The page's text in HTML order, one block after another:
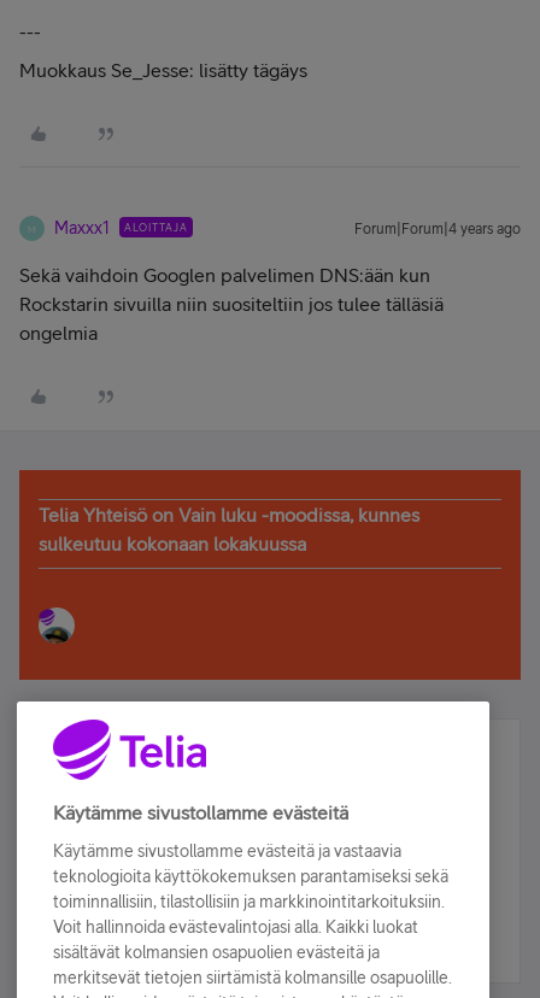
---
Muokkaus Se_Jesse: lisätty tägäys
M Maxxx1 ALOITTAJA Forum|Forum|4 years ago
Sekä vaihdoin Googlen palvelimen DNS:ään kun
Rockstarin sivuilla niin suositeltiin jos tulee tälläsiä
ongelmia
Telia Yhteisö on Vain luku -moodissa, kunnes
sulkeutuu kokonaan lokakuussa
Älä jää paitsi – osallistu ja voita!
Tilaa Telian uutiskirje ja olet mukana arvonnassa.
sähköpostiisi.
Tilaa nyt
Käytämme sivustollamme evästeitä
Käytämme sivustollamme evästeitä ja vastaavia
teknologioita käyttökokemuksen parantamiseksi sekä
toiminnallisiin, tilastollisiin ja markkinointitarkoituksiin.
Voit hallinnoida evästevalintojasi alla. Kaikki luokat
sisältävät kolmansien osapuolien evästeitä ja
merkitsevät tietojen siirtämistä kolmansille osapuolille.